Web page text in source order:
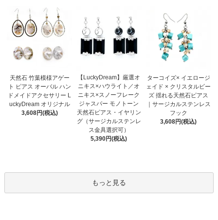
天然石 竹葉模様アゲー
ト ピアス オーバル ハン
ドメイドアクセサリー L
uckyDream オリジナル
3,608円(税込)
【LuckyDream】厳選オ
ニキス×ハウライト／オ
ニキス×スノーフレーク
ジャスパー モノトーン
天然石ピアス・イヤリン
グ（サージカルステンレ
ス金具選択可）
5,390円(税込)
ターコイズ× イエロージ
ェイド × クリスタルビー
ズ 揺れる天然石ピアス
｜サージカルステンレス
フック
3,608円(税込)
もっと見る